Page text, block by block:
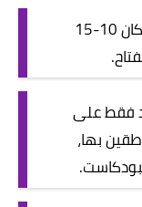
خصص وقتًا يوميًا للتعلم: حتى لو كان 10-15
فقط على
بها،